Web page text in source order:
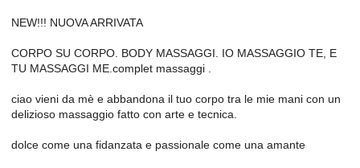
NEW!!! NUOVA ARRIVATA
CORPO SU CORPO. BODY MASSAGGI. IO MASSAGGIO TE, E
TU MASSAGGI ME.complet massaggi .
ciao vieni da mè e abbandona il tuo corpo tra le mie mani con un
delizioso massaggio fatto con arte e tecnica.
dolce come una fidanzata e passionale come una amante